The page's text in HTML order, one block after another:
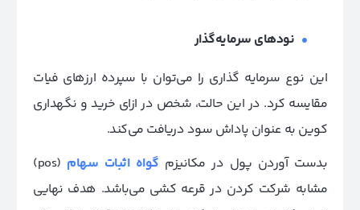
نود‌های سرمایه‌گذار
این نوع سرمایه گذاری را می‌توان با سپرده ارزهای فیات
مقایسه کرد. در این حالت، شخص در ازای خرید و نگهداری
کوین به عنوان پاداش سود دریافت می‌کند.
بدست آوردن پول در مکانیزم گواه اثبات سهام
(pos)
مشابه شرکت کردن در قرعه کشی می‌باشد. هدف نهایی